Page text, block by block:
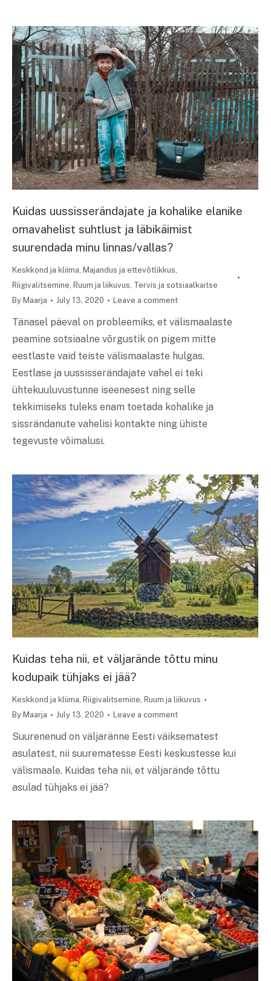
Kuidas uussisserändajate ja kohalike elanike
omavahelist suhtlust ja läbikäimist
suurendada minu linnas/vallas?
Keskkond ja kliima, Majandus ja ettevõtlikkus,
Riigivalitsemine, Ruum ja liikuvus, Tervis ja sotsiaalkaitse
By Maarja July 13, 2020 Leave a comment
Tänasel päeval on probleemiks, et välismaalaste
peamine sotsiaalne võrgustik on pigem mitte
eestlaste vaid teiste välismaalaste hulgas.
Eestlase ja uussisserändajate vahel ei teki
ühtekuuluvustunne iseenesest ning selle
tekkimiseks tuleks enam toetada kohalike ja
sissrändanute vahelisi kontakte ning ühiste
tegevuste võimalusi.
Kuidas teha nii, et väljarände tõttu minu
kodupaik tühjaks ei jää?
Keskkond ja kliima, Riigivalitsemine, Ruum ja liikuvus
By Maarja July 13, 2020 Leave a comment
Suurenenud on väljaränne Eesti väiksematest
asulatest, nii suurematesse Eesti keskustesse kui
välismaale. Kuidas teha nii, et väljarände tõttu
asulad tühjaks ei jää?